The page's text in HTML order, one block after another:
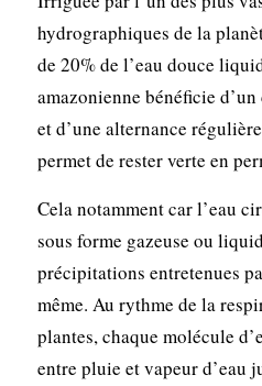
hydrographiques de la
de 20% de l’eau douce
amazonienne bénéficie
et d’une alternance
permet de rester verte en
Cela notamment car l’eau
sous forme gazeuse ou
précipitations entretenues
même. Au rythme de la
plantes, chaque molécule
entre pluie et vapeur d’eau